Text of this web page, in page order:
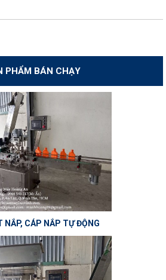
PHẨM BÁN CHẠY
NẮP, CÁP NẮP TỰ ĐỘNG